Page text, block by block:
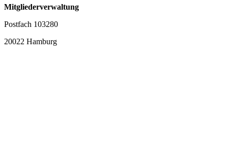
Mitgliederverwaltung
Postfach 103280
20022 Hamburg